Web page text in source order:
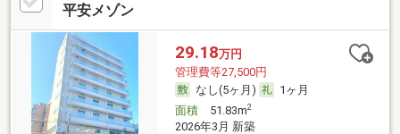
平安メゾン
29.18万円
管理費等27,500円
なし(5ヶ月)
1ヶ月
面積51.83m2
2026年3月 新築